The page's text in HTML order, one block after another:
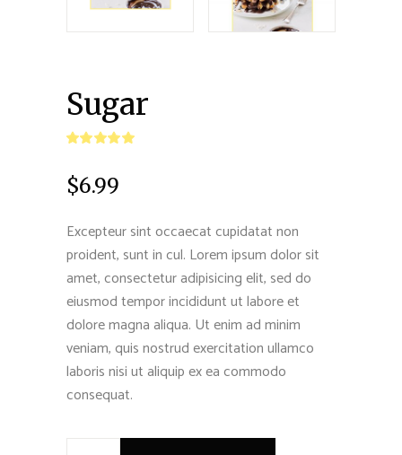
Sugar
$6.99
Excepteur sint occaecat cupidatat non
proident, sunt in cul. Lorem ipsum dolor sit
amet, consectetur adipisicing elit, sed do
eiusmod tempor incididunt ut labore et
dolore magna aliqua. Ut enim ad minim
veniam, quis nostrud exercitation ullamco
laboris nisi ut aliquip ex ea commodo
consequat.